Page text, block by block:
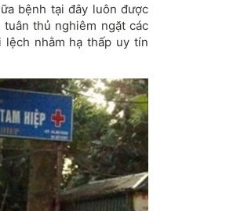
bệnh tại đây luôn được
thủ nghiêm ngặt các
nhằm hạ thấp uy tín